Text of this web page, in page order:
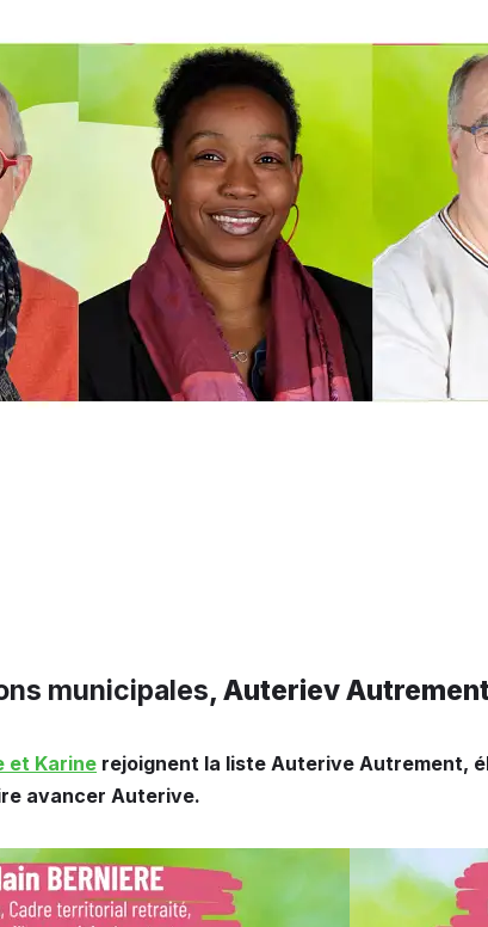
municipales, Auteriev
et Karine rejoignent la liste Auterive Autrement,
avancer Auterive.